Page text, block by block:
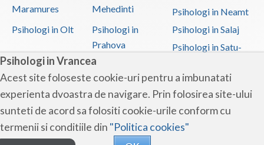
Psihologi in Vrancea
Acest site foloseste cookie-uri pentru a imbunatati
experienta dvoastra de navigare. Prin folosirea site-ului
sunteti de acord sa folositi cookie-urile conform cu
termenii si conditiile din "Politica cookies"
Maramures
Mehedinti
Psihologi in Neamt
Psihologi in Olt
Psihologi in
Prahova
Psihologi in Salaj
Psihologi in Satu-
Psihologi in Sibiu
Psihologi in
Suceava
Psihologi in
Teleorman
Psihologi in Timis
Psihologi in Tulcea Psihologi in Valcea
Psihologi in Vaslui
Psihologi in